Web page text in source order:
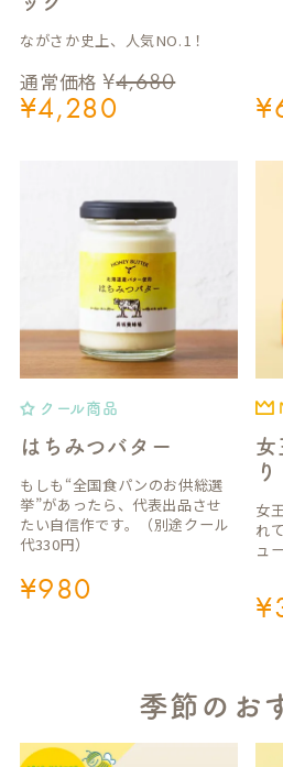
通常価格 ¥4,680
¥4,280
ながさか史上、人気NO.1！
¥
はちみつバター
クール商品
¥980
もしも“全国食パンのお供総選
挙”があったら、代表出品させ
たい自信作です。（別途クール
代330円）
女
り
¥
女
れ
ュ
季節のお